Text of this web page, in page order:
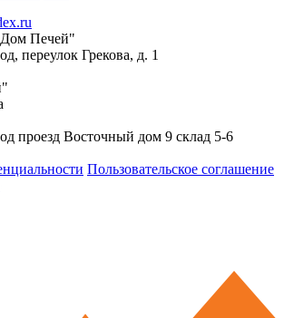
Печей"
переулок Грекова, д. 1
проезд Восточный дом 9 склад 5-6
Пользовательское соглашение